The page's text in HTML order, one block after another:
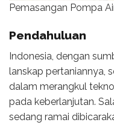
Pemasangan Pompa
Pendahuluan
Indonesia, dengan
lanskap pertaniannya,
dalam merangkul
pada keberlanjutan.
sedang ramai